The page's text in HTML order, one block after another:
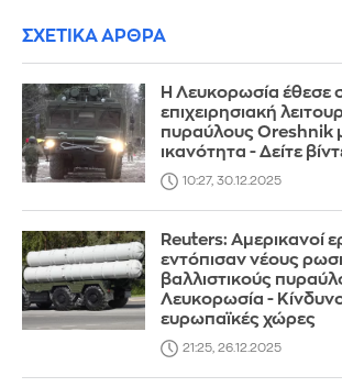
ΣΧΕΤΙΚΑ ΑΡΘΡΑ
Η Λευκορωσία έθεσε
επιχειρησιακή
πυραύλους Oreshnik
ικανότητα - Δείτε
10:27, 30.12.2025
Reuters: Αμερικανοί
εντόπισαν νέους
βαλλιστικούς
Λευκορωσία -
ευρωπαϊκές χώρες
21:25, 26.12.2025